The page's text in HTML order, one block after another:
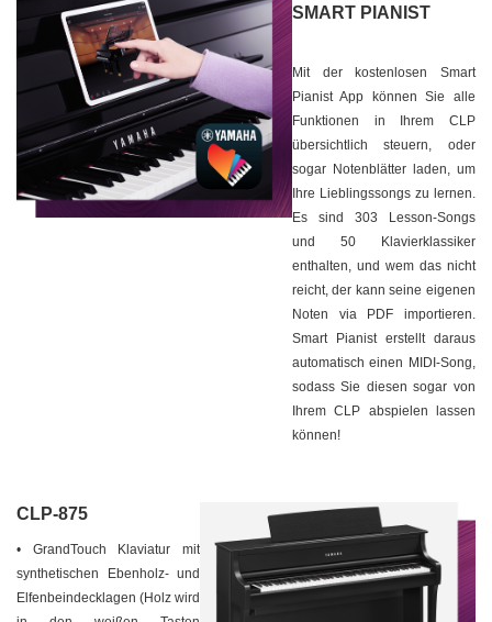
SMART PIANIST
Mit der kostenlosen Smart
Pianist App können Sie alle
Funktionen in Ihrem CLP
übersichtlich steuern, oder
sogar Notenblätter laden, um
Ihre Lieblingssongs zu lernen.
Es sind 303 Lesson-Songs
und 50 Klavierklassiker
enthalten, und wem das nicht
reicht, der kann seine eigenen
Noten via PDF importieren.
Smart Pianist erstellt daraus
automatisch einen MIDI-Song,
sodass Sie diesen sogar von
Ihrem CLP abspielen lassen
können!
CLP-875
• GrandTouch Klaviatur mit
synthetischen Ebenholz- und
Elfenbeindecklagen (Holz wird